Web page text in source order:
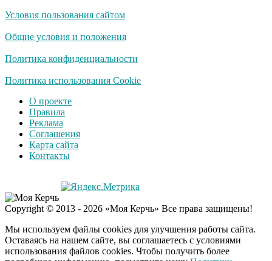
Ролик длится
смеяться вы будете
Королева вагона
оставит равнодушным
Деньги придут
раньше пенсии: кто в
2026 году получит
патриотизме
Плющенко отправляет
сына выступать за
Азербайджан
Условия пользования сайтом
Общие условия и положения
Политика конфиденциальности
Политика использования Cookie
О проекте
Правила
Реклама
Соглашения
Карта сайта
Контакты
Copyright © 2013 - 2026 «Моя Керчь» Все права защищены!
Мы используем файлы cookies для улучшения работы сайта.
Оставаясь на нашем сайте, вы соглашаетесь с условиями
использования файлов cookies. Чтобы получить более